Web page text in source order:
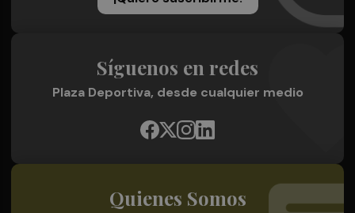
Síguenos en redes
Plaza Deportiva, desde cualquier medio
Quienes Somos